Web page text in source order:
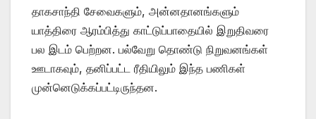
தாகசாந்தி சேவைகளும், அன்னதானங்களும்
யாத்திரை ஆரம்பித்து காட்டுப்பாதையில் இறுதிவரை
பல இடம் பெற்றன. பல்வேறு தொண்டு நிறுவனங்கள்
ஊடாகவும், தனிப்பட்ட ரீதியிலும் இந்த பணிகள்
முன்னெடுக்கப்பட்டிருந்தன.